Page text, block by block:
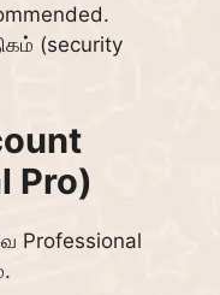
(security
Pro)
Professional